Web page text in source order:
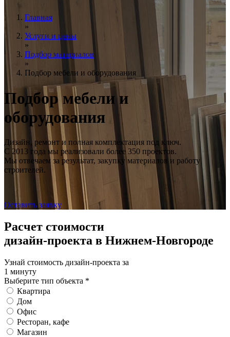
Главная
»
Услуги и цены
»
Подбор материалов
»
Подбор мебели и оборудования
Подбормебели и
оборудования
Дизайн, ремонт и полная комплектация под ключ.
С 2013 года мы реализовали более 350 проектов.
Мы отвечаем за результат, закупку материалов и работу
строителей.
Оставить заявку
Расчет стоимости
дизайн-проекта в Нижнем-Новгороде
Узнай стоимость дизайн-проекта за
1 минуту
Выберите тип объекта *
Квартира
Дом
Офис
Ресторан, кафе
Магазин